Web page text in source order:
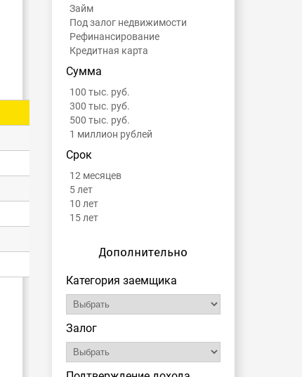
Займ
Под залог недвижимости
Рефинансирование
Кредитная карта
Сумма
100 тыс. руб.
300 тыс. руб.
500 тыс. руб.
1 миллион рублей
Срок
12 месяцев
5 лет
10 лет
15 лет
Дополнительно
Категория заемщика
Залог